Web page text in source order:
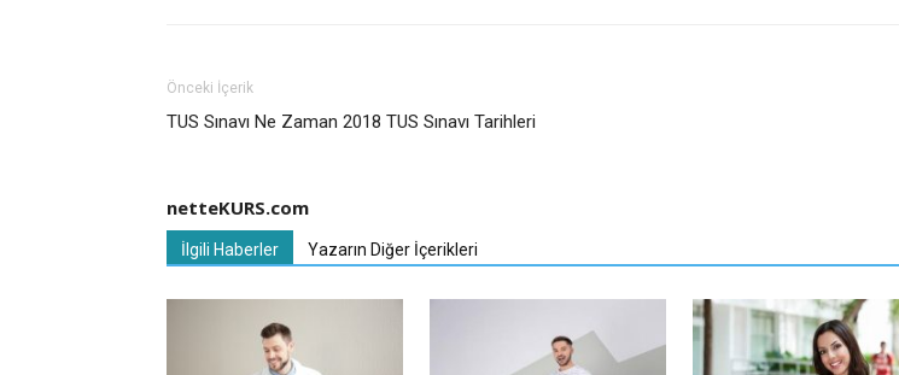
Önceki İçerik
TUS Sınavı Ne Zaman 2018 TUS Sınavı Tarihleri
netteKURS.com
İlgili Haberler Yazarın Diğer İçerikleri